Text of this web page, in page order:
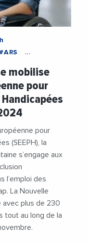
#Handicap
mobilise
pour
pour
(SEEPH), la
s’engage aux
l’emploi des
La Nouvelle
avec plus de 230
tout au long de la